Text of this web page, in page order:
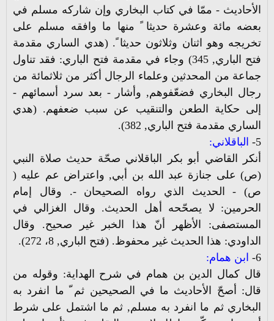
الأحاديث - ممّا في كتاب البخاري وإن شاركه مسلم في
بعضه مائة وعشرة حديثا ً منها ما وافقه مسلم على
تخريجه وهو اثنان وثلاثون حديثا ً. (هدي الساري مقدمة
فتح الباري, 345) وجاء في مقدمة فتح الباري: فقد تناول
جماعة من المحدثين وعلماء الرجال أكثر من ثلاثمائة من
رجال البخاري فضعّفوهم, وأشار - بعد سرد أسمائهم -
إلى حكاية الطعن والتنقيب عن سبب ضعفهم. (هدي
الساري مقدمة فتح الباري, 382).
5-
الباقلاني:
أنكر القاضي أبو بكر الباقلاني صحّة حديث صلاة النبي
(ص) على جنازة عبد الله بن أبي, واعتراض عم عليه (
ص) - الحديث الذي رواه الصحيحان -. وقال إمام
الحرمين: لا يصحّحه أهل الحديث. وقال الغزالي في
المستصفى: الأظهر أنّ هذا الخبر غير صحيح. وقال
الداودي: هذا الحديث غير محفوظ. (فتح الباري, 8، 272).
6- ابن همام:
قال كمال الدين بن همام في شرح الهداية: وقوله من
قال: أصحّ الأحاديث ما في الصحيحين ثم ّ ما انفرد به
البخاري ثم ما انفرد به مسلم, ثم ما اشتمل على شرط